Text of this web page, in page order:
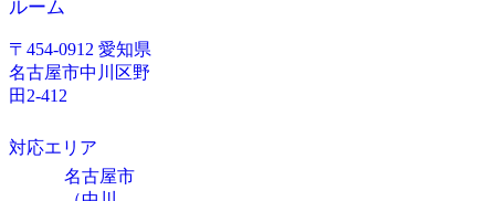
ルーム
〒454-0912 愛知県
名古屋市中川区野
田2-412
対応エリア
名古屋市